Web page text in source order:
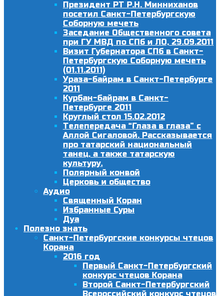
Президент РТ Р.Н. Минниханов
посетил Санкт-Петербургскую
Соборную мечеть
Заседание Общественного совета
при ГУ МВД по СПб и ЛО, 29.09.2011
Визит Губернатора СПб в Санкт-
Петербургскую Соборную мечеть
(01.11.2011)
Ураза-байрам в Санкт-Петербурге
2011
Курбан-байрам в Санкт-
Петербурге 2011
Круглый стол 15.02.2012
Телепередача “Глаза в глаза” с
Аллой Сигаловой. Рассказывается
про татарский национальный
танец, а также татарскую
культуру.
Полярный конвой
Церковь и общество
Аудио
Священный Коран
Избранные Суры
Дуа
Полезно знать
Санкт-Петербургские конкурсы чтецов
Корана
2016 год
Первый Санкт-Петербургский
конкурс чтецов Корана
Второй Санкт-Петербургский
Всероссийский конкурс чтецов